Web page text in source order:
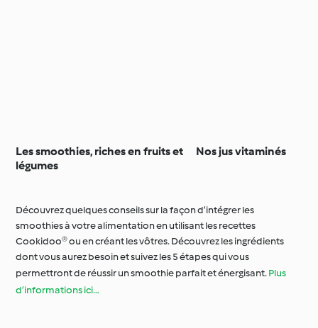
Les smoothies, riches en fruits et
légumes
Nos jus vitaminés
Découvrez quelques conseils sur la façon d’intégrer les
smoothies à votre alimentation en utilisant les recettes
Cookidoo® ou en créant les vôtres. Découvrez les ingrédients
dont vous aurez besoin et suivez les 5 étapes qui vous
permettront de réussir un smoothie parfait et énergisant.Plus
d’informations ici…